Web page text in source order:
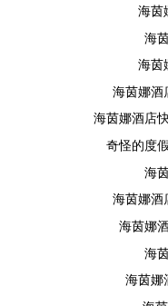
海茵
海
海茵
海茵娜酒
海茵娜酒店
奇怪的度
海
海茵娜酒
海茵娜
海
海茵娜